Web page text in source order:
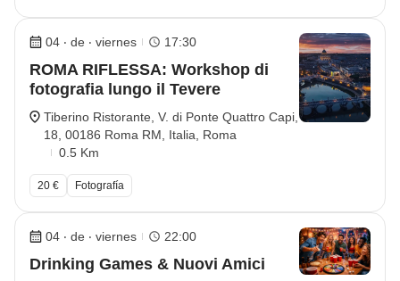
04 ‧ de ‧ viernes 17:30
ROMA RIFLESSA: Workshop di
fotografia lungo il Tevere
Tiberino Ristorante, V. di Ponte Quattro Capi,
18, 00186 Roma RM, Italia, Roma
0.5 Km
20 € Fotografía
04 ‧ de ‧ viernes 22:00
Drinking Games & Nuovi Amici